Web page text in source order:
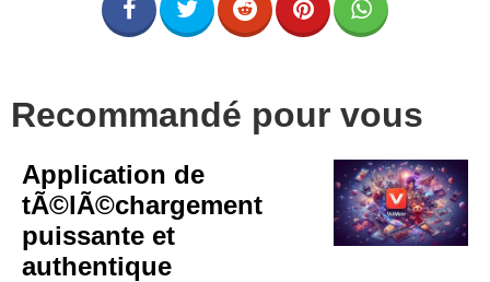
Recommandé pour vous
Application de
tÃ©lÃ©chargement
puissante et
authentique